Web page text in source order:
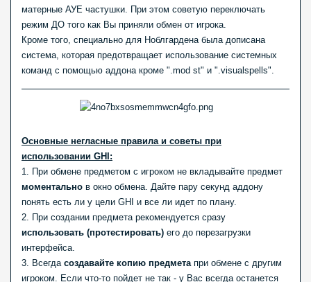
матерные АУЕ частушки. При этом советую переключать
режим ДО того как Вы приняли обмен от игрока.
Кроме того, специально для Ноблгардена была дописана
система, которая предотвращает использование системных
команд с помощью аддона кроме ".mod st" и ".visualspells".
Основные негласные правила и советы при
использовании GHI:
1. При обмене предметом с игроком не вкладывайте предмет
моментально в окно обмена. Дайте пару секунд аддону
понять есть ли у цели GHI и все ли идет по плану.
2. При создании предмета рекомендуется сразу
использовать (протестировать) его до перезагрузки
интерфейса.
3. Всегда создавайте копию предметапри обмене с другим
игроком. Если что-то пойдет не так - у Вас всегда останется